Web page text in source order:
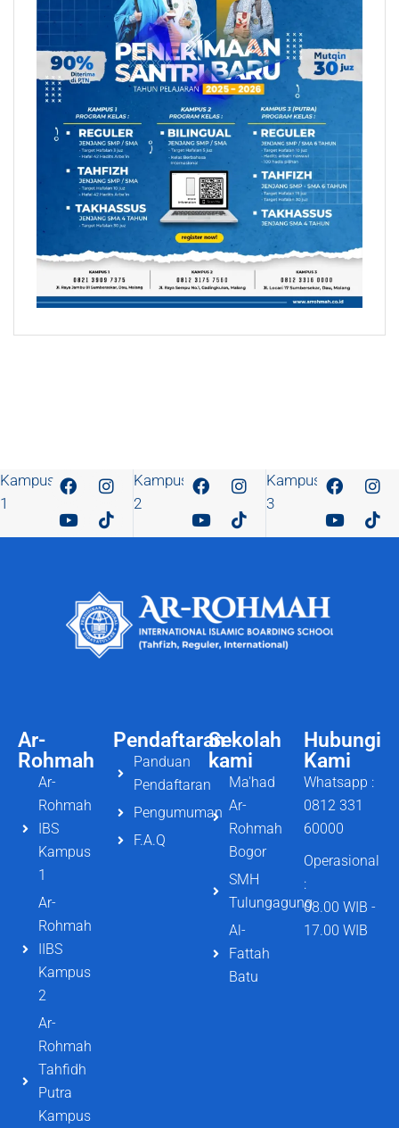
Kampus
1
Kampus
2
Kampus
3
Ar-
Rohmah
Ar-
Rohmah
IBS
Kampus
1
Ar-
Rohmah
IIBS
Kampus
2
Ar-
Rohmah
Tahfidh
Putra
Kampus
Pendaftaran
Panduan
Pendaftaran
Pengumuman
F.A.Q
Hubungi
Kami
Whatsapp :
0812 331
60000
Operasional
:
08.00 WIB -
17.00 WIB
Sekolah
kami
Ma'had
Ar-
Rohmah
Bogor
SMH
Tulungagung
Al-
Fattah
Batu